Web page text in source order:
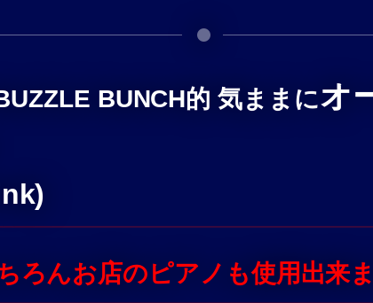
BUNCH的 気ままにオ
ろんお店のピアノも使用出来